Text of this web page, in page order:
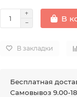
В
В закладки
Бесплатная
Самовывоз 9.00-